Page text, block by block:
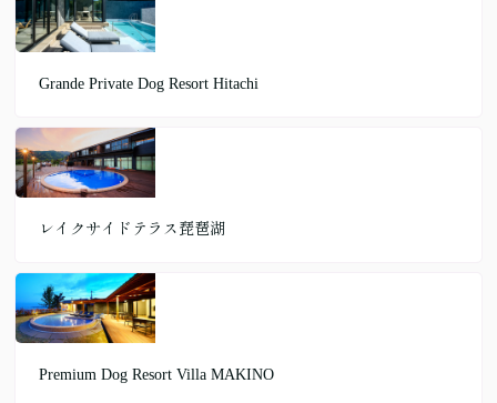
Grande Private Dog Resort Hitachi
レイクサイドテラス琵琶湖
Premium Dog Resort Villa MAKINO